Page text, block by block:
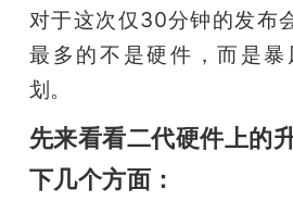
爱
对于这次仅30分钟的发布
最多的不是硬件，而是
划。
先来看看二代硬件上的
下几个方面：